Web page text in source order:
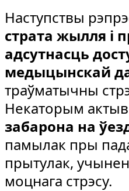
Наступствы
страта жылля і
адсутнасць
медыцынскай
траўматычны
Некаторым
забарона на
памылак пры
прытулак,
моцнага стрэсу.